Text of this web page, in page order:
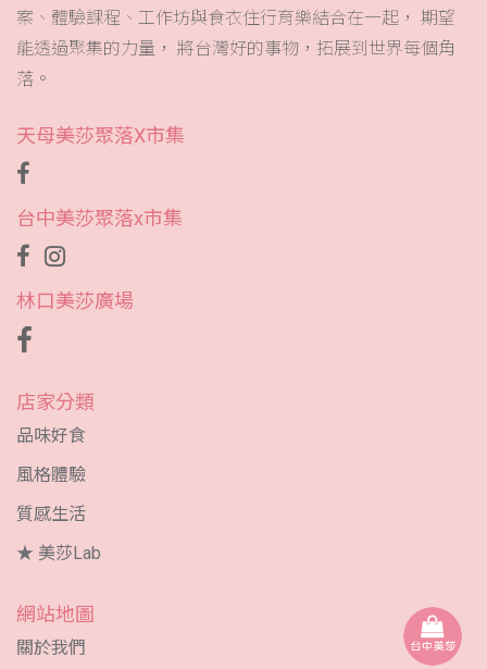
案、體驗課程、工作坊與食衣住行育樂結合在一起， 期望
能透過聚集的力量， 將台灣好的事物，拓展到世界每個角
落。
天母美莎聚落X市集
台中美莎聚落x市集
林口美莎廣場
店家分類
品味好食
風格體驗
質感生活
★ 美莎Lab
網站地圖
關於我們